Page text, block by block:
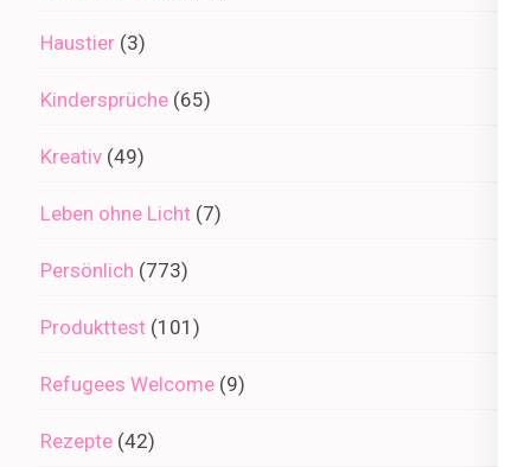
Haustier (3)
Kindersprüche (65)
Kreativ (49)
Leben ohne Licht (7)
Persönlich (773)
Produkttest (101)
Refugees Welcome (9)
Rezepte (42)